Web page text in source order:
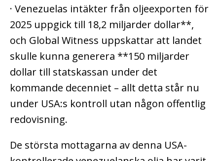
· Venezuelas intäkter från oljeexporten för
2025 uppgick till 18,2 miljarder dollar**,
och Global Witness uppskattar att landet
skulle kunna generera **150 miljarder
dollar till statskassan under det
kommande decenniet – allt detta står nu
under USA:s kontroll utan någon offentlig
redovisning.
De största mottagarna av denna USA-